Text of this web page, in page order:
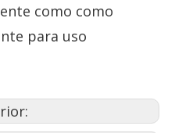
como como
para uso